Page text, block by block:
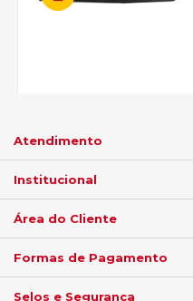
Preto Bivolt
R$ 379,05
no boleto
R$ 399,00
12x
de
sem juros
Atendimento
Institucional
Área do Cliente
Formas de Pagamento
Selos e Segurança